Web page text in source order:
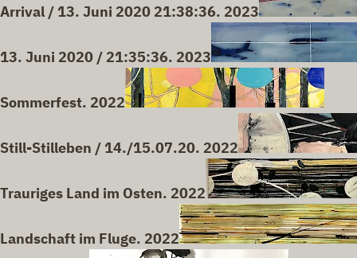
Arrival / 13. Juni 2020 21:38:36. 2023
13. Juni 2020 / 21:35:36. 2023
Sommerfest. 2022
Still-Stilleben / 14./15.07.20. 2022
Trauriges Land im Osten. 2022
Landschaft im Fluge. 2022